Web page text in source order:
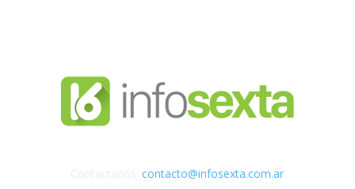
contacto@infosexta.com.ar